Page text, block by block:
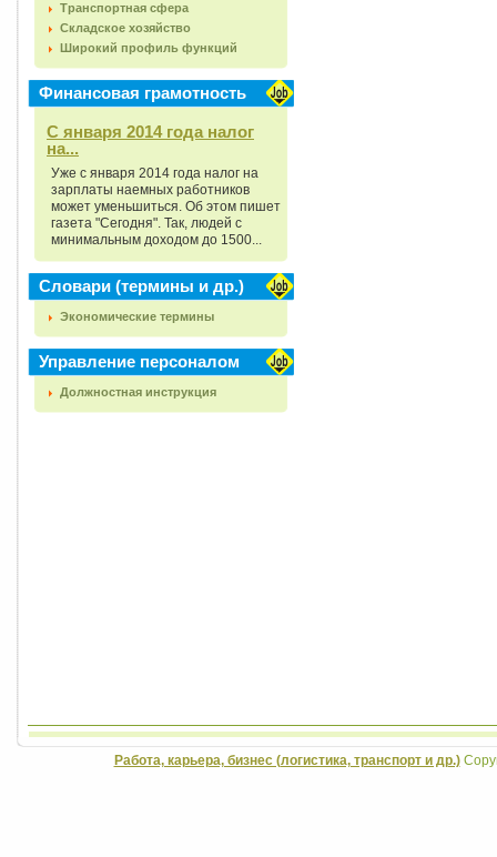
Транспортная сфера
Складское хозяйство
Широкий профиль функций
Финансовая грамотность
С января 2014 года налог
на...
Уже с января 2014 года налог на
зарплаты наемных работников
может уменьшиться. Об этом пишет
газета "Сегодня". Так, людей с
минимальным доходом до 1500...
Словари (термины и др.)
Экономические термины
Управление персоналом
Должностная инструкция
Работа, карьера, бизнес (логистика, транспорт и др.)